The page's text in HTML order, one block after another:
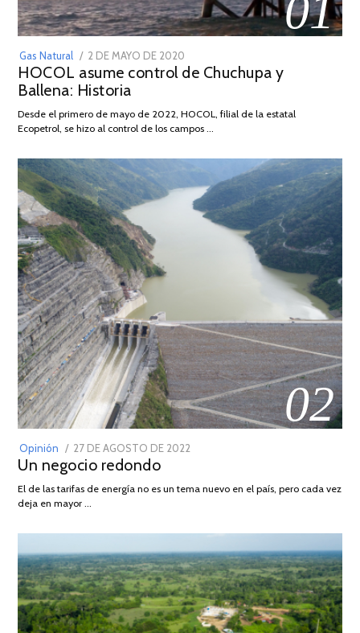
01
Gas Natural
POSTED
ON
2 DE MAYO DE 2020
DE
2026
HOCOL asume control de Chuchupa y
Ballena: Historia
Desde el primero de mayo de 2022, HOCOL, filial de la estatal
Ecopetrol, se hizo al control de los campos …
02
Opinión
POSTED
ON
27 DE AGOSTO DE 2022
DE
Un negocio redondo
El de las tarifas de energía no es un tema nuevo en el país, pero cada vez
deja en mayor …